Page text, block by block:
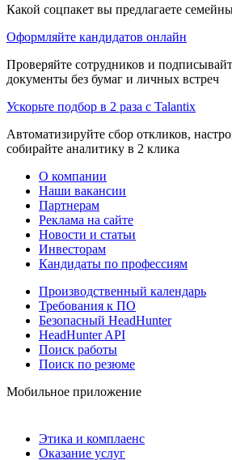
Какой соцпакет вы предлагаете
Оформляйте кандидатов онлайн
Проверяйте сотрудников и
документы без бумаг и личных встреч
Ускорьте подбор в 2 раза с Talantix
Автоматизируйте сбор откликов,
собирайте аналитику в 2 клика
О компании
Наши вакансии
Партнерам
Реклама на сайте
Новости и статьи
Инвесторам
Кандидаты по профессиям
Производственный календарь
Требования к ПО
Безопасный HeadHunter
HeadHunter API
Поиск работы
Поиск по резюме
Мобильное приложение
Этика и комплаенс
Оказание услуг